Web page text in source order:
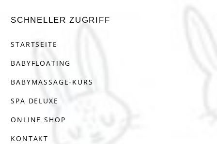
SCHNELLER ZUGRIFF
STARTSEITE
BABYFLOATING
BABYMASSAGE-KURS
SPA DELUXE
ONLINE SHOP
KONTAKT